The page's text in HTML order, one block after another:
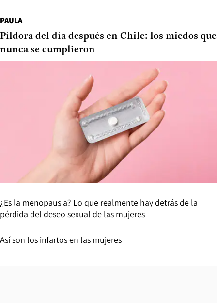
PAULA
Píldora del día después en Chile: los miedos que
nunca se cumplieron
¿Es la menopausia? Lo que realmente hay detrás de la
pérdida del deseo sexual de las mujeres
Así son los infartos en las mujeres